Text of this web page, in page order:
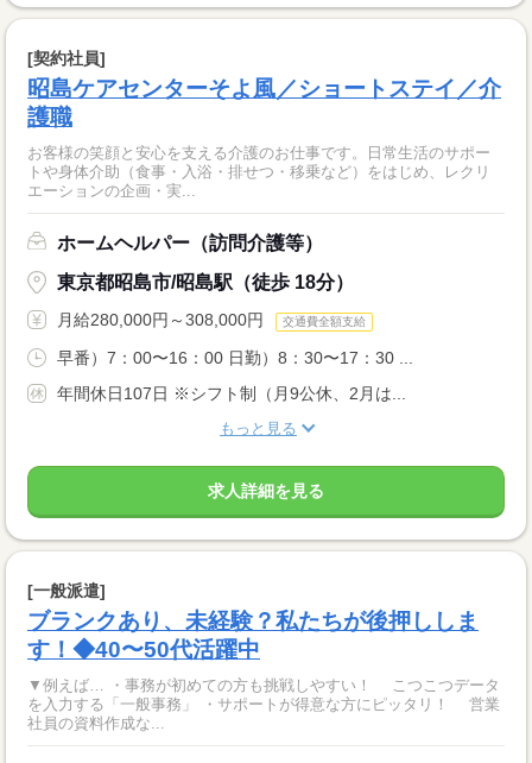
[契約社員]
昭島ケアセンターそよ風／ショートステイ／介
護職
お客様の笑顔と安心を支える介護のお仕事です。日常生活のサポー
トや身体介助（食事・入浴・排せつ・移乗など）をはじめ、レクリ
エーションの企画・実...
ホームヘルパー（訪問介護等）
東京都昭島市/昭島駅（徒歩 18分）
月給280,000円～308,000円 交通費全額支給
早番）7：00〜16：00 日勤）8：30〜17：30 ...
年間休日107日 ※シフト制（月9公休、2月は...
もっと見る
求人詳細を見る
[一般派遣]
ブランクあり、未経験？私たちが後押ししま
す！◆40〜50代活躍中
▼例えば… ・事務が初めての方も挑戦しやすい！ こつこつデータ
を入力する「一般事務」 ・サポートが得意な方にピッタリ！ 営業
社員の資料作成な...